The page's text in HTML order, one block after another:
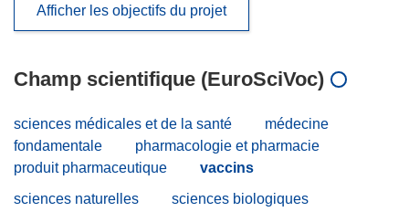
Afficher les objectifs du projet
Champ scientifique (EuroSciVoc)
sciences médicales et de la santé
médecine
fondamentale
pharmacologie et pharmacie
produit pharmaceutique
vaccins
sciences naturelles
sciences biologiques